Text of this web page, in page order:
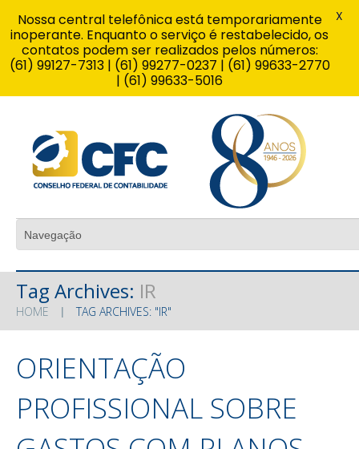
Tag Archives: IR
HOME TAG ARCHIVES: "IR"
ORIENTAÇÃO
PROFISSIONAL SOBRE
Nossa central telefônica está temporariamente
inoperante. Enquanto o serviço é restabelecido, os
contatos podem ser realizados pelos números:
(61) 99127-7313 | (61) 99277-0237 | (61) 99633-2770
| (61) 99633-5016
X